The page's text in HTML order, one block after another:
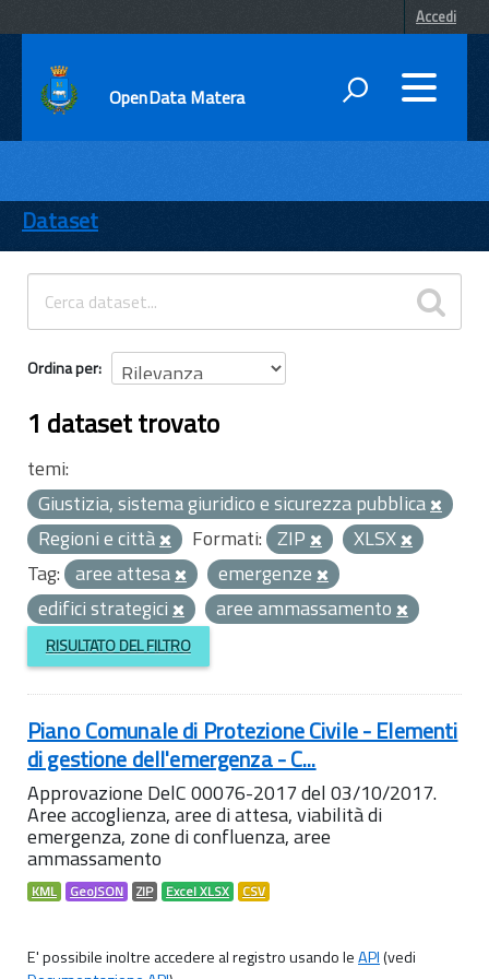
Accedi
OpenData Matera
ENTI
TEMI
INFORMAZIONI
Dataset
Ordina per
1 dataset trovato
temi:
Giustizia, sistema giuridico e sicurezza pubblica
Regioni e città
Formati: ZIP
XLSX
Tag: aree attesa
emergenze
edifici strategici
aree ammassamento
RISULTATO DEL FILTRO
Piano Comunale di Protezione Civile - Elementi
di gestione dell'emergenza - C...
Approvazione DelC 00076-2017 del 03/10/2017.
Aree accoglienza, aree di attesa, viabilità di
emergenza, zone di confluenza, aree
ammassamento
KML GeoJSON ZIP Excel XLSX CSV
E' possibile inoltre accedere al registro usando leAPI(vedi